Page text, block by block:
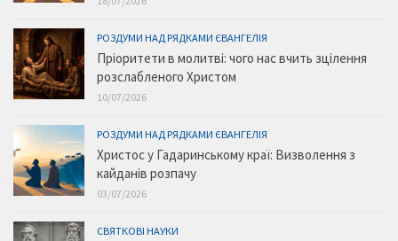
РОЗДУМИ НАД РЯДКАМИ ЄВАНГЕЛІЯ
Пріоритети в молитві: чого нас вчить зцілення
розслабленого Христом
10/07/2026
РОЗДУМИ НАД РЯДКАМИ ЄВАНГЕЛІЯ
Христос у Гадаринському краї: Визволення з
кайданів розпачу
03/07/2026
СВЯТКОВІ НАУКИ